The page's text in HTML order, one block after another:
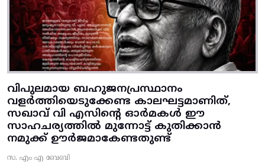
വിപുലമായ ബഹുജനപ്രസ്ഥാനം
വളർത്തിയെടുക്കേണ്ട കാലഘട്ടമാണിത്,
സഖാവ് വി എസിന്റെ ഓർമകൾ ഈ
സാഹചര്യത്തിൽ മുന്നോട്ട്‌ കുതിക്കാൻ
നമുക്ക് ഊർജമാകേണ്ടതുണ്ട്
സ. എം എ ബേബി